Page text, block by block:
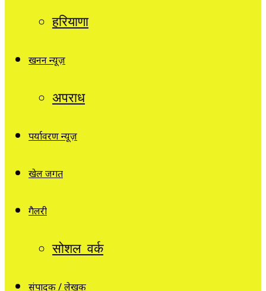
हरियाणा
खनन न्यूज़
अपराध
पर्यावरण न्यूज़
खेल जगत
गैलरी
सोशल वर्क
संपादक / लेखक